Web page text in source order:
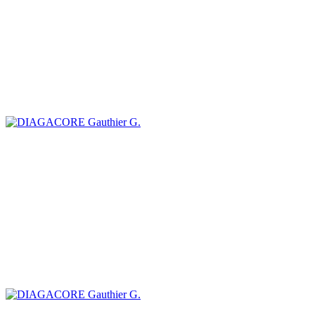
Gauthier G.
Gauthier G.